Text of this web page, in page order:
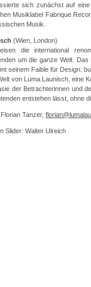
sich zunächst auf
Musiklabel Fabrique
Musik.
(Wien, London)
die international
um die ganze Welt.
seinem Faible für Design:
von Luma.Launisch, eine
der Betrachterinnen und
entstehen lässt, ohne
Tanzer,
Slider: Walter Ulreich